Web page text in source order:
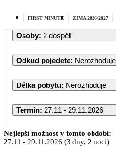
FIRST MINUTE ZIMA 2026/2027
Osoby: 2 dospělí
Odkud pojedete: Nerozhoduje
Délka pobytu: Nerozhoduje
Termín: 27.11 - 29.11.2026
Nejlepší možnost v tomto období:
27.11 - 29.11.2026 (3 dny, 2 noci)